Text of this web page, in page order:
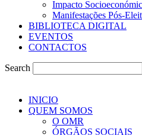
Impacto
Manifestações Pós-
BIBLIOTECA DIGITAL
EVENTOS
CONTACTOS
Search
INICIO
QUEM SOMOS
O OMR
ÓRGÃOS SOCIAIS